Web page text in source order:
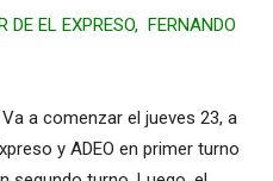
DE EL EXPRESO, FERNANDO
a comenzar el jueves 23, a
y ADEO en primer turno